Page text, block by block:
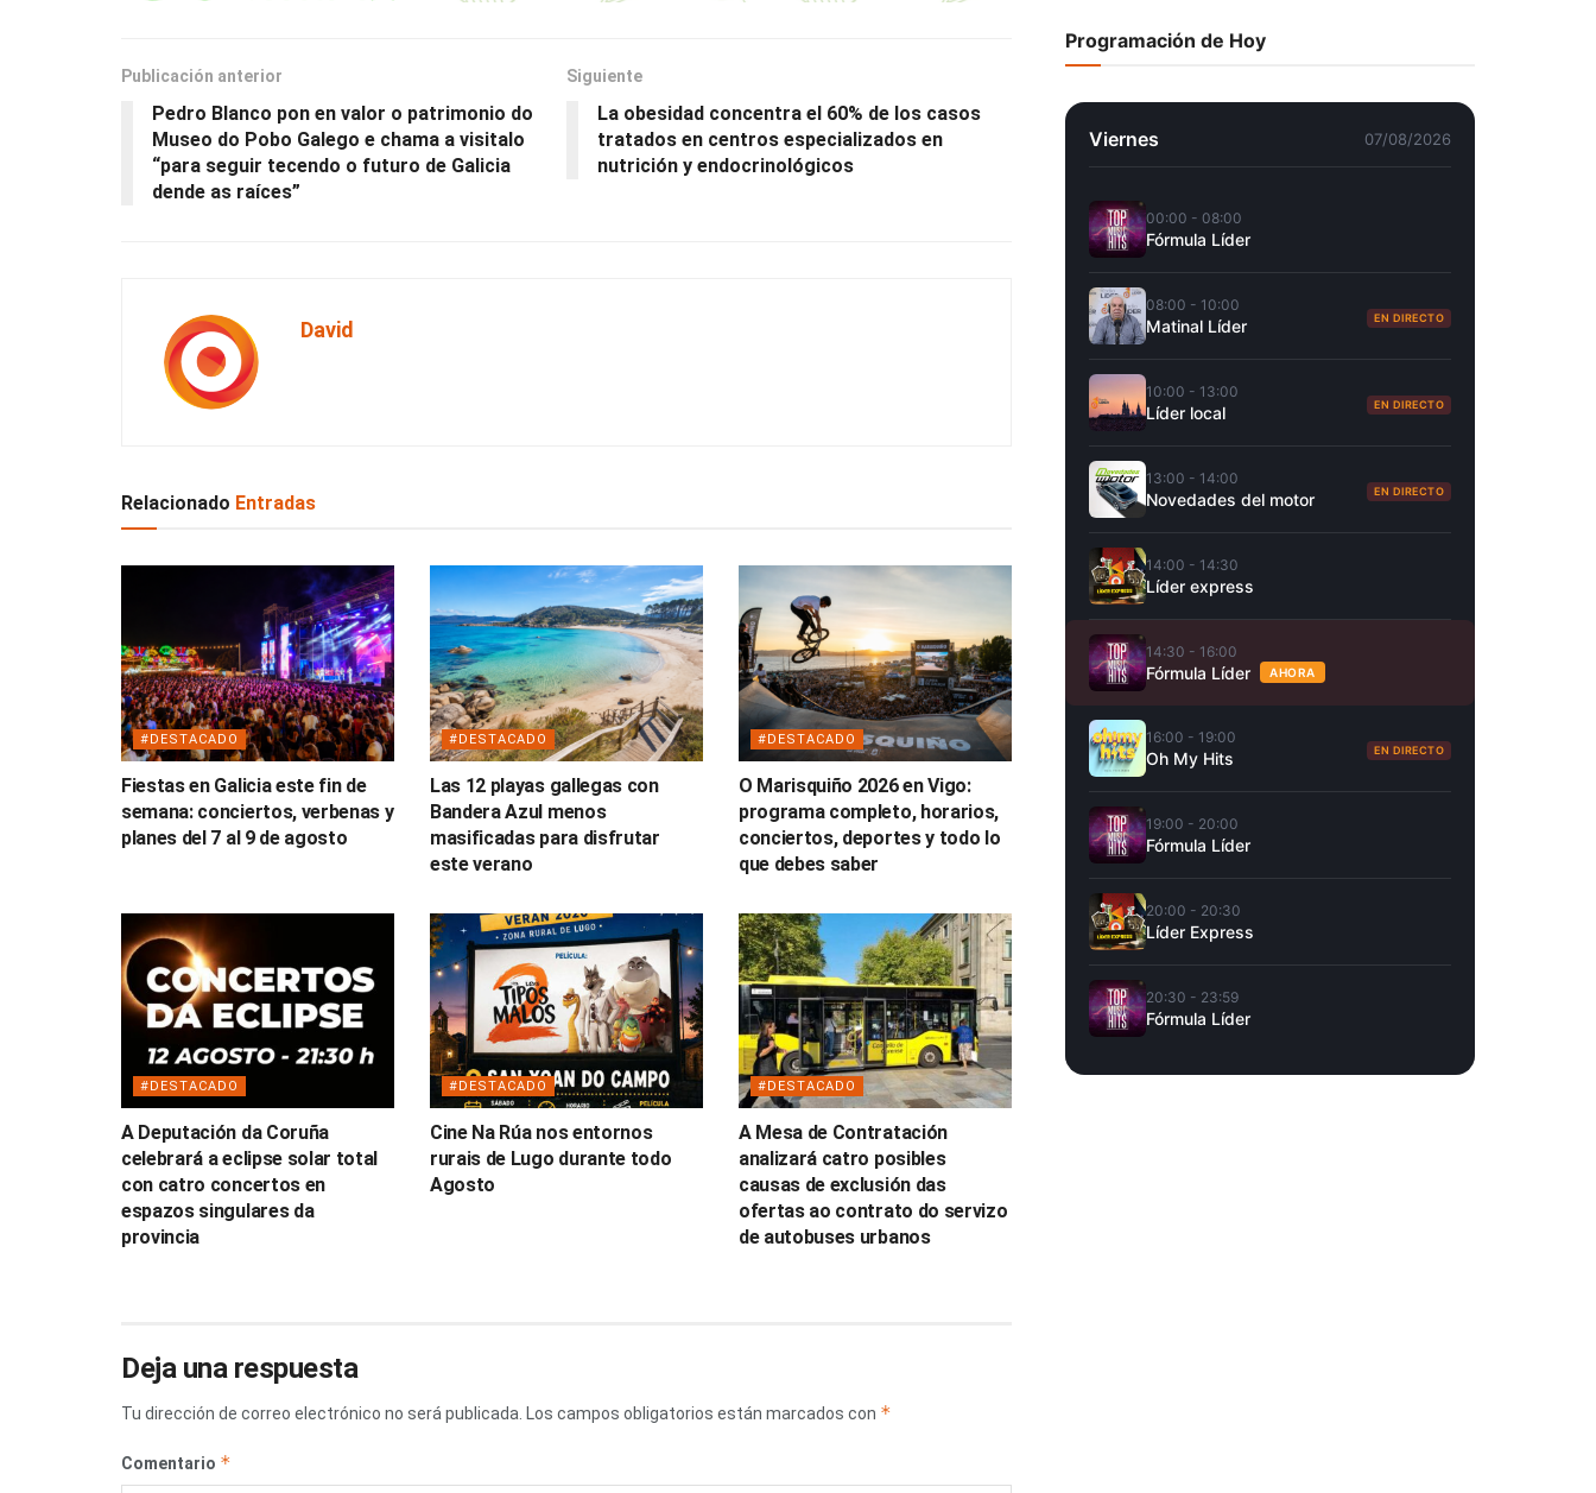
Publicación anterior
Pedro Blanco pon en valor o patrimonio do
Museo do Pobo Galego e chama a visitalo
“para seguir tecendo o futuro de Galicia
dende as raíces”
Siguiente
La obesidad concentra el 60% de los casos
tratados en centros especializados en
nutrición y endocrinológicos
David
Relacionado Entradas
#DESTACADO
Fiestas en Galicia este fin de
semana: conciertos, verbenas y
planes del 7 al 9 de agosto
#DESTACADO
Las 12 playas gallegas con
Bandera Azul menos
masificadas para disfrutar
este verano
#DESTACADO
O Marisquiño 2026 en Vigo:
programa completo, horarios,
conciertos, deportes y todo lo
que debes saber
#DESTACADO
A Deputación da Coruña
celebrará a eclipse solar total
con catro concertos en
espazos singulares da
provincia
#DESTACADO
Cine Na Rúa nos entornos
rurais de Lugo durante todo
Agosto
#DESTACADO
A Mesa de Contratación
analizará catro posibles
causas de exclusión das
ofertas ao contrato do servizo
de autobuses urbanos
Deja una respuesta
Tu dirección de correo electrónico no será publicada. Los campos obligatorios están marcados con *
Comentario *
Programación de Hoy
Viernes 07/08/2026
00:00 - 08:00
Fórmula Líder
08:00 - 10:00
Matinal Líder EN DIRECTO
10:00 - 13:00
Líder local EN DIRECTO
13:00 - 14:00
Novedades del motor EN DIRECTO
14:00 - 14:30
Líder express
14:30 - 16:00
Fórmula Líder AHORA
16:00 - 19:00
Oh My Hits EN DIRECTO
19:00 - 20:00
Fórmula Líder
20:00 - 20:30
Líder Express
20:30 - 23:59
Fórmula Líder